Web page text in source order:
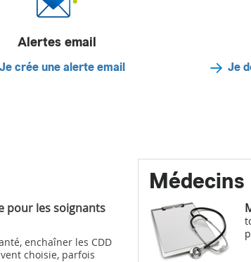
Alertes email
Je crée une alerte email Je
pour les soignants
enchaîner les CDD
choisie, parfois
Médecins